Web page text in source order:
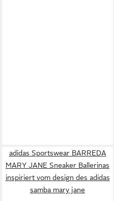
adidas Sportswear BARREDA
MARY JANE Sneaker Ballerinas
inspiriert vom design des adidas
samba mary jane